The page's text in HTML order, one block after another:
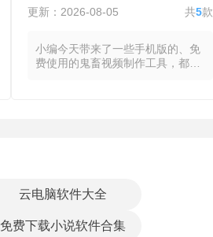
观气泡结构等数据使器物的隐性信
息得以显性呈现。
更新：2026-08-05 共5款
小编今天带来了一些手机版的、免
费使用的鬼畜视频制作工具，都放
截取重复片段并设置循环次数，同
随后在特定时间点插入表情包、缩
放动画或旋转特效增强画面冲击
云电脑软件大全
免费下载小说软件合集